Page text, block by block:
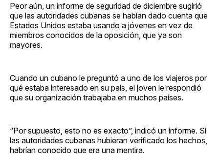
Peor aún, un informe de seguridad de diciembre sugirió
que las autoridades cubanas se habían dado cuenta que
Estados Unidos estaba usando a jóvenes en vez de
miembros conocidos de la oposición, que ya son
mayores.
Cuando un cubano le preguntó a uno de los viajeros por
qué estaba interesado en su país, el joven le respondió
que su organización trabajaba en muchos países.
“Por supuesto, esto no es exacto”, indicó un informe. Si
las autoridades cubanas hubieran verificado los hechos,
habrían conocido que era una mentira.